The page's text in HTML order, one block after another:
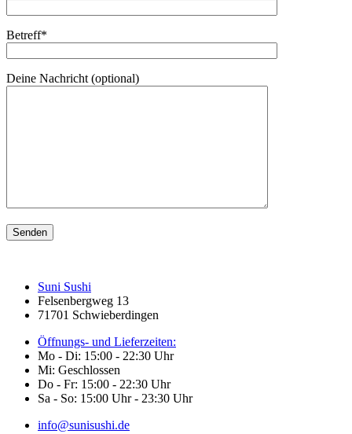
Betreff*
Deine Nachricht (optional)
Suni Sushi
Felsenbergweg 13
71701 Schwieberdingen
Öffnungs- und Lieferzeiten:
Mo - Di: 15:00 - 22:30 Uhr
Mi: Geschlossen
Do - Fr: 15:00 - 22:30 Uhr
Sa - So: 15:00 Uhr - 23:30 Uhr
info@sunisushi.de